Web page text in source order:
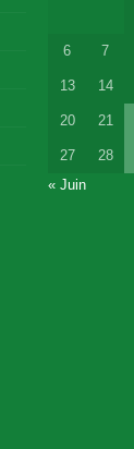
6 7
13 14
20 21
27 28
« Juin